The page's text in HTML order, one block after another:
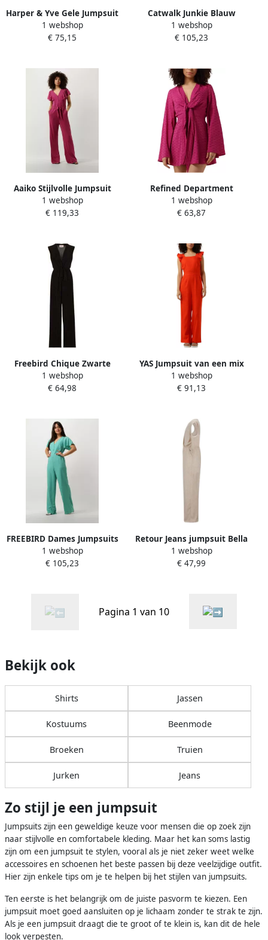
Harper & Yve Gele Jumpsuit
Liva-js Yellow Dames
1 webshop
€ 75,15
Catwalk Junkie Blauw
Jumpsuit Playsuit Vrouwen
Blue Dames
1 webshop
€ 105,23
Aaiko Stijlvolle Jumpsuit
Halina MOD 120 Pink Dames
1 webshop
€ 119,33
Refined Department
playsuit Lulu met all over
print fuchsia
1 webshop
€ 63,87
Freebird Chique Zwarte
Jumpsuit Vasili Si Black
Dames
1 webshop
€ 64,98
YAS Jumpsuit van een mix
van viscose en linnen model
' ISMA'
1 webshop
€ 91,13
FREEBIRD Dames Jumpsuits
Aviana Groen
1 webshop
€ 105,23
Retour Jeans jumpsuit Bella
beige Meisjes Polyester V-
hals Effen 146 152
1 webshop
€ 47,99
Pagina 1 van 10
Bekijk ook
Shirts Jassen
Kostuums Beenmode
Broeken Truien
Jurken Jeans
Zo stijl je een jumpsuit
Jumpsuits zijn een geweldige keuze voor mensen die op zoek zijn
naar stijlvolle en comfortabele kleding. Maar het kan soms lastig
zijn om een jumpsuit te stylen, vooral als je niet zeker weet welke
accessoires en schoenen het beste passen bij deze veelzijdige outfit.
Hier zijn enkele tips om je te helpen bij het stijlen van jumpsuits.
Ten eerste is het belangrijk om de juiste pasvorm te kiezen. Een
jumpsuit moet goed aansluiten op je lichaam zonder te strak te zijn.
Als je een jumpsuit draagt die te groot of te klein is, kan dit de hele
look verpesten.